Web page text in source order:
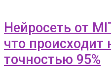
Нейросеть от
что происходит
точностью 95%